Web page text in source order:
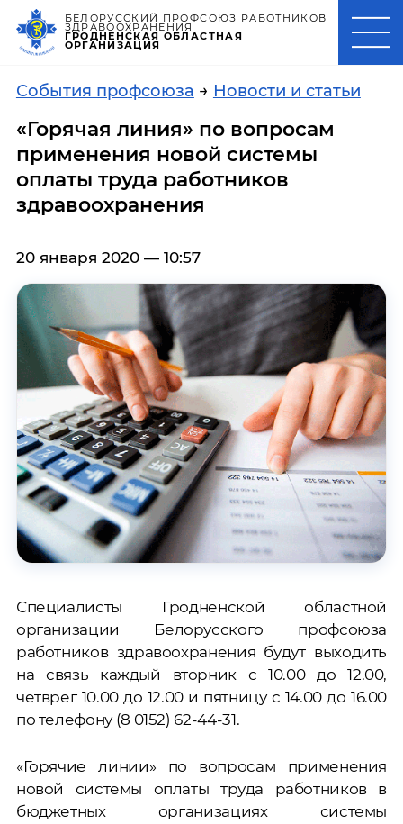
БЕЛОРУССКИЙ ПРОФСОЮЗ РАБОТНИКОВ
ЗДРАВООХРАНЕНИЯ
ГРОДНЕНСКАЯ ОБЛАСТНАЯ
ОРГАНИЗАЦИЯ
События профсоюза → Новости и статьи
«Горячая линия» по вопросам
применения новой системы
оплаты труда работников
здравоохранения
20 января 2020 — 10:57
Специалисты Гродненской областной
организации Белорусского профсоюза
работников здравоохранения будут выходить
на связь каждый вторник с 10.00 до 12.00,
четврег 10.00 до 12.00 и пятницу с 14.00 до 16.00
по телефону (8 0152) 62-44-31.
«Горячие линии» по вопросам применения
новой системы оплаты труда работников в
бюджетных организациях системы